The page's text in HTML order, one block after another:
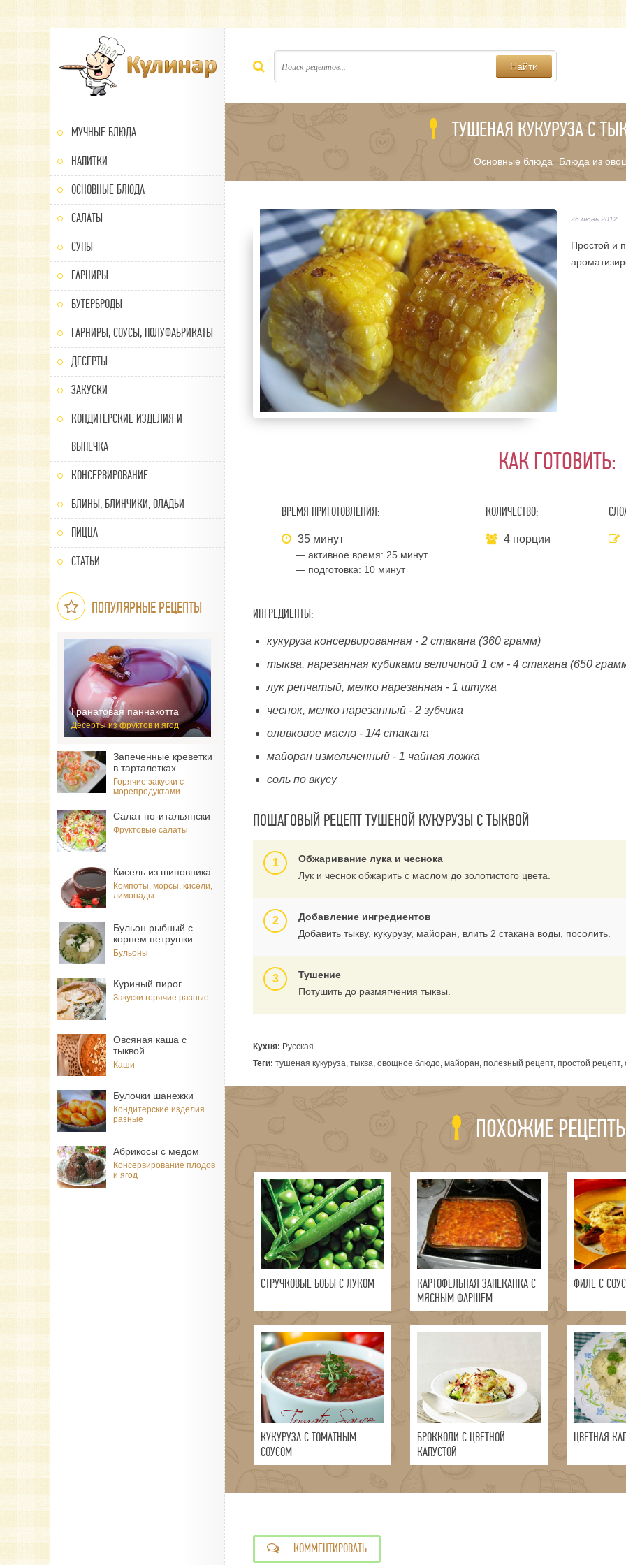
МУЧНЫЕ БЛЮДА
НАПИТКИ
ОСНОВНЫЕ БЛЮДА
САЛАТЫ
СУПЫ
ГАРНИРЫ
БУТЕРБРОДЫ
ГАРНИРЫ, СОУСЫ, ПОЛУФАБРИКАТЫ
ДЕСЕРТЫ
ЗАКУСКИ
КОНДИТЕРСКИЕ ИЗДЕЛИЯ И
ВЫПЕЧКА
КОНСЕРВИРОВАНИЕ
БЛИНЫ, БЛИНЧИКИ, ОЛАДЬИ
ПИЦЦА
СТАТЬИ
ПОПУЛЯРНЫЕ РЕЦЕПТЫ
Гранатовая паннакотта
Десерты из фруктов и ягод
Запеченные креветки
в тарталетках
Горячие закуски с
морепродуктами
Салат по-итальянски
Фруктовые салаты
Кисель из шиповника
Компоты, морсы, кисели,
лимонады
Бульон рыбный с
корнем петрушки
Бульоны
Куриный пирог
Закуски горячие разные
Овсяная каша с
тыквой
Каши
Булочки шанежки
Кондитерские изделия
разные
Абрикосы с медом
Консервирование плодов
и ягод
Найти
ТУШЕНАЯ КУКУРУЗА С
Основные блюда/ Блюда из
26 июнь 2012
Простой и
КАК ГОТОВИТЬ:
ВРЕМЯ ПРИГОТОВЛЕНИЯ:
35 минут
— активное время: 25 минут
— подготовка: 10 минут
КОЛИЧЕСТВО:
4 порции
ИНГРЕДИЕНТЫ:
кукуруза консервированная - 2 стакана (360 грамм)
тыква, нарезанная кубиками величиной 1 см - 4 стакана (650
лук репчатый, мелко нарезанная - 1 штука
чеснок, мелко нарезанный - 2 зубчика
оливковое масло - 1/4 стакана
майоран измельченный - 1 чайная ложка
соль по вкусу
ПОШАГОВЫЙ РЕЦЕПТ ТУШЕНОЙ КУКУРУЗЫ С ТЫКВОЙ
Обжаривание лука и чеснока
Лук и чеснок обжарить с маслом до золотистого цвета.
Добавление ингредиентов
Добавить тыкву, кукурузу, майоран, влить 2 стакана воды, посолить.
Тушение
Потушить до размягчения тыквы.
Кухня: Русская
Теги: тушеная кукуруза, тыква, овощное блюдо, майоран, полезный рецепт, простой
ПОХОЖИЕ
СТРУЧКОВЫЕ БОБЫ С ЛУКОМ
КАРТОФЕЛЬНАЯ ЗАПЕКАНКА С
МЯСНЫМ ФАРШЕМ
ФИЛЕ С
КУКУРУЗА С ТОМАТНЫМ
СОУСОМ
БРОККОЛИ С ЦВЕТНОЙ
КАПУСТОЙ
ЦВЕТНАЯ
КОММЕНТИРОВАТЬ